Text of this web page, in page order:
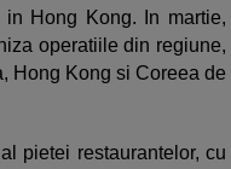
Hong Kong. In martie,
operatiile din regiune,
Hong Kong si Coreea de
pietei restaurantelor, cu